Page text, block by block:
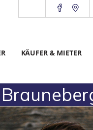
KÄUFER & MIETER